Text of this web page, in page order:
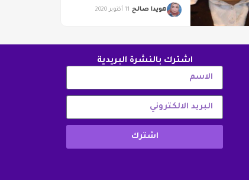
هويدا صالح 11 أكتوبر 2020
اشترك بالنشرة البريدية
اشترك